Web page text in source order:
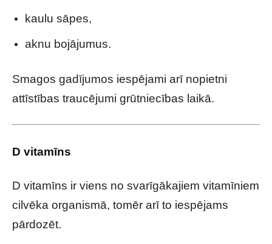
kaulu sāpes,
aknu bojājumus.
Smagos gadījumos iespējami arī nopietni
attīstības traucējumi grūtniecības laikā.
D vitamīns
D vitamīns ir viens no svarīgākajiem vitamīniem
cilvēka organismā, tomēr arī to iespējams
pārdozēt.